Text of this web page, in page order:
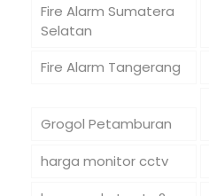
Fire Alarm Sumatera
Selatan
Fire Alarm Tangerang
Grogol Petamburan
harga monitor cctv